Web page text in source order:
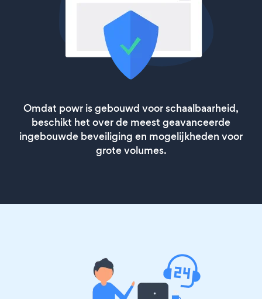
Omdat powr is gebouwd voor schaalbaarheid,
beschikt het over de meest geavanceerde
ingebouwde beveiliging en mogelijkheden voor
grote volumes.